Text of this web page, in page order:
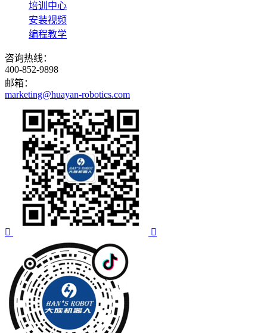
培训中心
安装视频
编程教学
咨询热线：
400-852-9898
邮箱：
marketing@huayan-robotics.com